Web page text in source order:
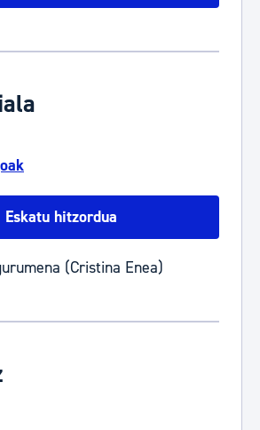
Eskatu hitzordua
(Cristina Enea)